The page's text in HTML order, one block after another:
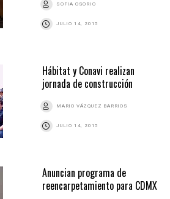
SOFIA OSORIO
JULIO 14, 2015
Hábitat y Conavi realizan
jornada de construcción
MARIO VÁZQUEZ BARRIOS
JULIO 14, 2015
Anuncian programa de
reencarpetamiento para CDMX